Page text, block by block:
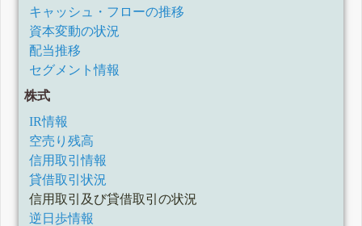
キャッシュ・フローの推移
資本変動の状況
配当推移
セグメント情報
株式
IR情報
空売り残高
信用取引情報
貸借取引状況
信用取引及び貸借取引の状況
逆日歩情報